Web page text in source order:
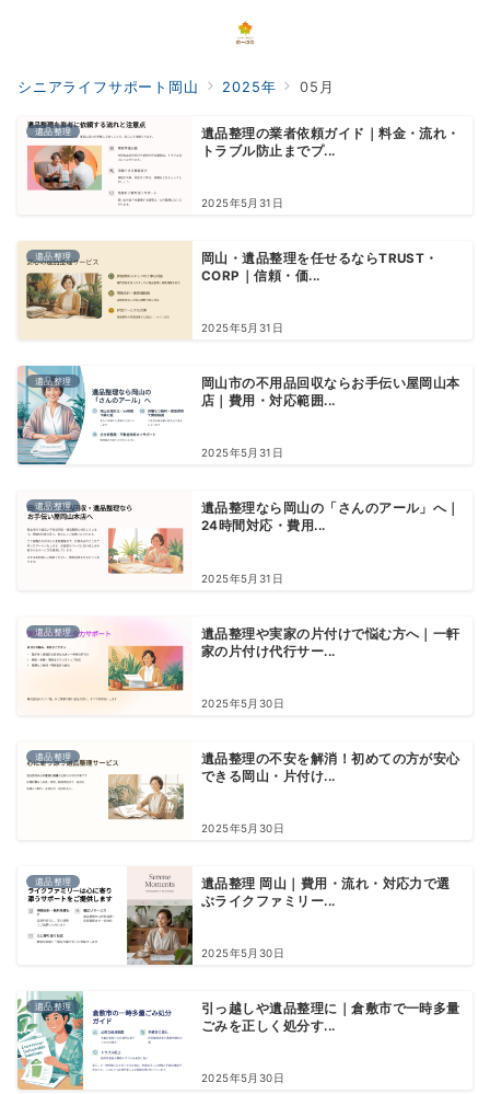
シニアライフサポート岡山 2025年 05月
遺品整理
遺品整理の業者依頼ガイド｜料金・流れ・
トラブル防止までプ...
2025年5月31日
遺品整理
岡山・遺品整理を任せるならTRUST・
CORP｜信頼・価...
2025年5月31日
遺品整理
岡山市の不用品回収ならお手伝い屋岡山本
店｜費用・対応範囲...
2025年5月31日
遺品整理
遺品整理なら岡山の「さんのアール」へ｜
24時間対応・費用...
2025年5月31日
遺品整理
遺品整理や実家の片付けで悩む方へ｜一軒
家の片付け代行サー...
2025年5月30日
遺品整理
遺品整理の不安を解消！初めての方が安心
できる岡山・片付け...
2025年5月30日
遺品整理
遺品整理 岡山｜費用・流れ・対応力で選
ぶライクファミリー...
2025年5月30日
遺品整理
引っ越しや遺品整理に｜倉敷市で一時多量
ごみを正しく処分す...
2025年5月30日